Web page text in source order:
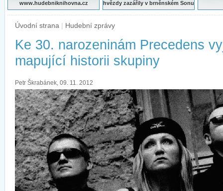
www.hudebniknihovna.cz
hvězdy zazářily v brněnském Sonu
Úvodní strana | Hudební zprávy
Ke 30. narozeninám Precedens
mapující historii skupiny
Petr Škrabánek, 09. 11. 2012